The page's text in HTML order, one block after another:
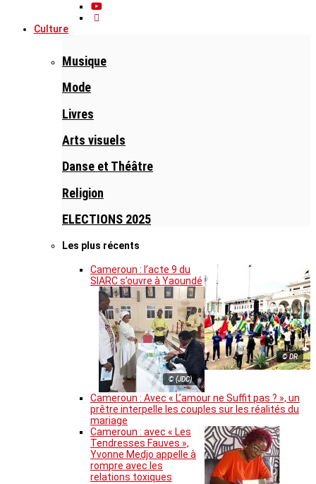
Culture
Musique
Mode
Livres
Arts visuels
Danse et Théâtre
Religion
ELECTIONS 2025
Les plus récents
© DR
Cameroun : l’acte 9 du
SIARC s’ouvre à Yaoundé
© (JDC)
Cameroun : Avec « L’amour ne Suffit pas ? », un
prêtre interpelle les couples sur les réalités du
mariage
Cameroun : avec « Les
Tendresses Fauves »,
Yvonne Medjo appelle à
rompre avec les
relations toxiques